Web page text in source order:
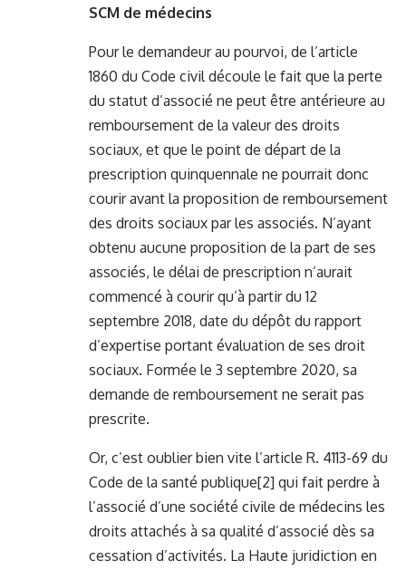
SCM de médecins
Pour le demandeur au pourvoi, de l’article
1860 du Code civil découle le fait que la perte
du statut d’associé ne peut être antérieure au
remboursement de la valeur des droits
sociaux, et que le point de départ de la
prescription quinquennale ne pourrait donc
courir avant la proposition de remboursement
des droits sociaux par les associés. N’ayant
obtenu aucune proposition de la part de ses
associés, le délai de prescription n’aurait
commencé à courir qu’à partir du 12
septembre 2018, date du dépôt du rapport
d’expertise portant évaluation de ses droit
sociaux. Formée le 3 septembre 2020, sa
demande de remboursement ne serait pas
prescrite.
Or, c’est oublier bien vite l’article R. 4113-69 du
Code de la santé publique[2] qui fait perdre à
l’associé d’une société civile de médecins les
droits attachés à sa qualité d’associé dès sa
cessation d’activités. La Haute juridiction en